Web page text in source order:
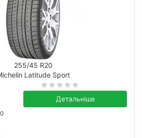
255/45 R20
Latitude Sport
Детальніше